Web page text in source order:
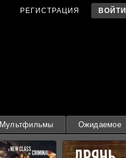
РЕГИСТРАЦИЯ ВОЙТИ
Мультфильмы Ожидаемое